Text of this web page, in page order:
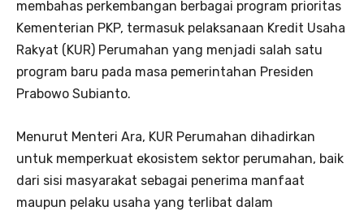
membahas perkembangan berbagai program prioritas
Kementerian PKP, termasuk pelaksanaan Kredit Usaha
Rakyat (KUR) Perumahan yang menjadi salah satu
program baru pada masa pemerintahan Presiden
Prabowo Subianto.
Menurut Menteri Ara, KUR Perumahan dihadirkan
untuk memperkuat ekosistem sektor perumahan, baik
dari sisi masyarakat sebagai penerima manfaat
maupun pelaku usaha yang terlibat dalam